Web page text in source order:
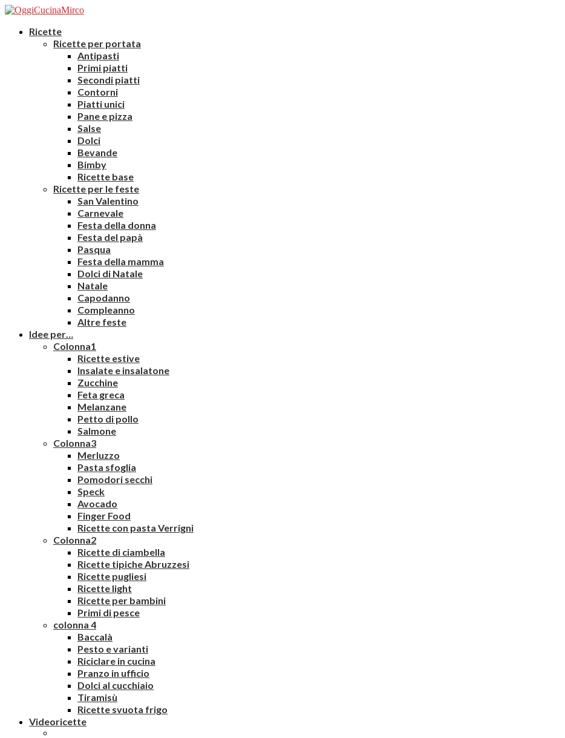
Ricette
Ricette per portata
Antipasti
Primi piatti
Secondi piatti
Contorni
Piatti unici
Pane e pizza
Salse
Dolci
Bevande
Bimby
Ricette base
Ricette per le feste
San Valentino
Carnevale
Festa della donna
Festa del papà
Pasqua
Festa della mamma
Dolci di Natale
Natale
Capodanno
Compleanno
Altre feste
Idee per…
Colonna1
Ricette estive
Insalate e insalatone
Zucchine
Feta greca
Melanzane
Petto di pollo
Salmone
Colonna3
Merluzzo
Pasta sfoglia
Pomodori secchi
Speck
Avocado
Finger Food
Ricette con pasta Verrigni
Colonna2
Ricette di ciambella
Ricette tipiche Abruzzesi
Ricette pugliesi
Ricette light
Ricette per bambini
Primi di pesce
colonna 4
Baccalà
Pesto e varianti
Riciclare in cucina
Pranzo in ufficio
Dolci al cucchiaio
Tiramisù
Ricette svuota frigo
Videoricette